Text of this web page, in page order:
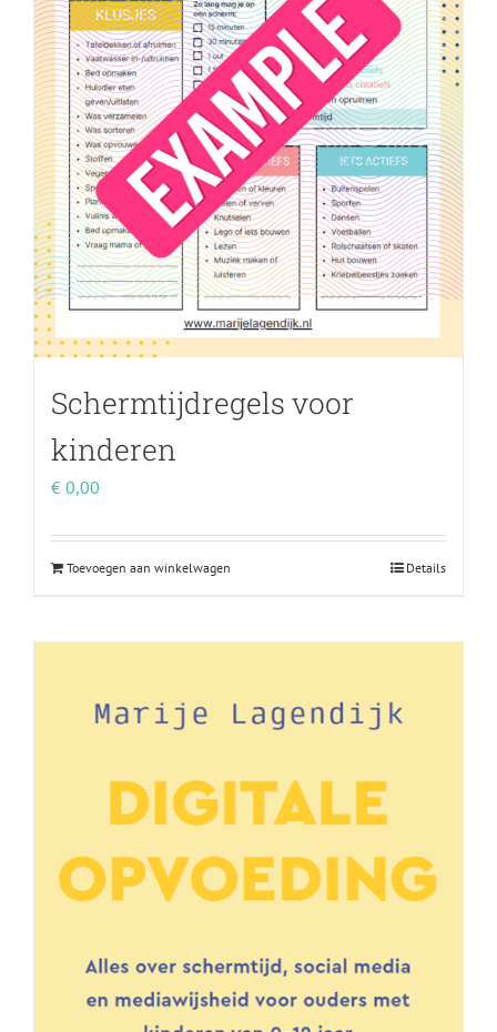
Schermtijdregels voor
kinderen
€ 0,00
Toevoegen aan winkelwagen Details